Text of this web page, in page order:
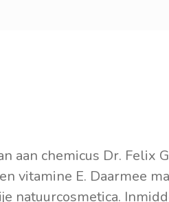
aan chemicus Dr. Felix
vitamine E. Daarmee
natuurcosmetica.